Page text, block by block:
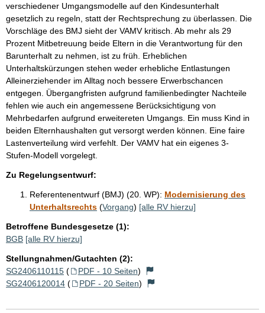
verschiedener Umgangsmodelle auf den Kindesunterhalt
gesetzlich zu regeln, statt der Rechtsprechung zu überlassen. Die
Vorschläge des BMJ sieht der VAMV kritisch. Ab mehr als 29
Prozent Mitbetreuung beide Eltern in die Verantwortung für den
Barunterhalt zu nehmen, ist zu früh. Erheblichen
Unterhaltskürzungen stehen weder erhebliche Entlastungen
Alleinerziehender im Alltag noch bessere Erwerbschancen
entgegen. Übergangfristen aufgrund familienbedingter Nachteile
fehlen wie auch ein angemessene Berücksichtigung von
Mehrbedarfen aufgrund erweitereten Umgangs. Ein muss Kind in
beiden Elternhaushalten gut versorgt werden können. Eine faire
Lastenverteilung wird verfehlt. Der VAMV hat ein eigenes 3-
Stufen-Modell vorgelegt.
Zu Regelungsentwurf:
Referentenentwurf (BMJ) (20. WP): Modernisierung des
Unterhaltsrechts (Vorgang) [alle RV hierzu]
Betroffene Bundesgesetze (1):
BGB [alle RV hierzu]
Stellungnahmen/Gutachten (2):
SG2406110115 ( PDF - 10 Seiten)
SG2406120014 ( PDF - 20 Seiten)